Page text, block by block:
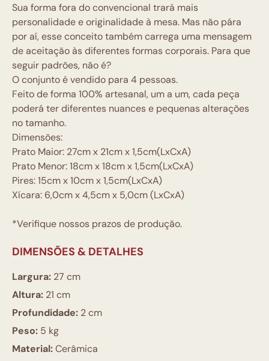
Sua forma fora do convencional trará mais
personalidade e originalidade à mesa. Mas não pára
por aí, esse conceito também carrega uma mensagem
de aceitação às diferentes formas corporais. Para que
seguir padrões, não é?
O conjunto é vendido para 4 pessoas.
Feito de forma 100% artesanal, um a um, cada peça
poderá ter diferentes nuances e pequenas alterações
no tamanho.
Dimensões:
Prato Maior: 27cm x 21cm x 1,5cm(LxCxA)
Prato Menor: 18cm x 18cm x 1,5cm(LxCxA)
Pires: 15cm x 10cm x 1,5cm(LxCxA)
Xícara: 6,0cm x 4,5cm x 5,0cm (LxCxA)
*Verifique nossos prazos de produção.
DIMENSÕES & DETALHES
Largura: 27 cm
Altura: 21 cm
Profundidade: 2 cm
Peso: 5 kg
Material:Cerâmica